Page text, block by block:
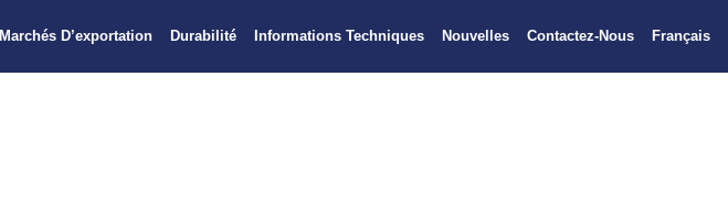
Marchés D’exportation Durabilité Informations Techniques Nouvelles Contactez-Nous Français